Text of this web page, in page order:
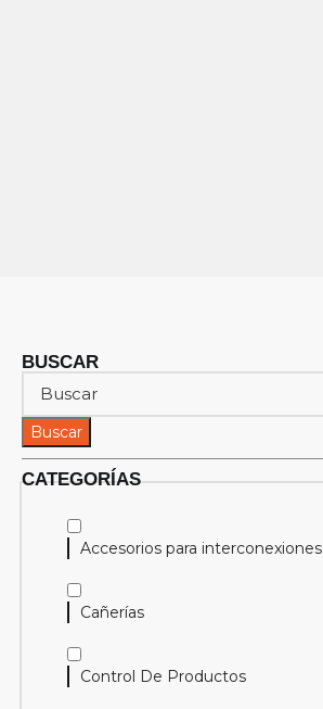
BUSCAR
Buscar
CATEGORÍAS
Accesorios para interconexiones
Cañerías
Control De Productos